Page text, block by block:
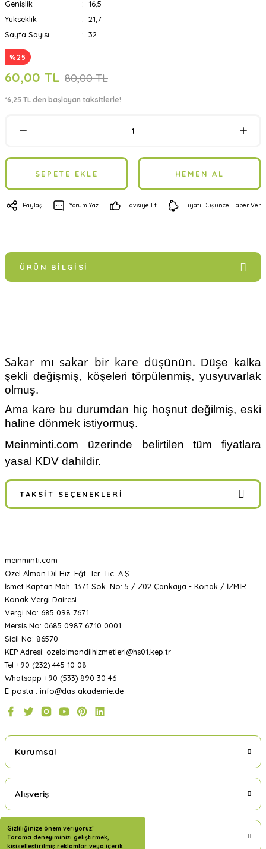
Gizliliğinize önem veriyoruz!
Tarama deneyiminizi geliştirmek,
kişiselleştirilmiş reklamlar veya içerik
Genişlik
16,5
Yükseklik
21,7
Sayfa Sayısı
32
%25
60,00 TL 80,00 TL
*6,25 TL den başlayan taksitlerle!
SEPETE EKLE HEMEN AL
Paylaş Yorum Yaz Tavsiye Et Fiyatı Düşünce Haber Ver
ÜRÜN BILGISI
Sakar mı sakar bir kare düşünün. Düşe kalka
şekli değişmiş, köşeleri törpülenmiş, yusyuvarlak
olmuş.
Ama kare bu durumdan hiç hoşnut değilmiş, eski
haline dönmek istiyormuş.
Meinminti.com üzerinde belirtilen tüm fiyatlara
yasal KDV dahildir.
TAKSIT SEÇENEKLERI
meinminti.com
Özel Alman Dil Hiz. Eğt. Ter. Tic. A.Ş.
İsmet Kaptan Mah. 1371 Sok. No: 5 / Z02 Çankaya - Konak / İZMİR
Konak Vergi Dairesi
Vergi No: 685 098 7671
Mersis No: 0685 0987 6710 0001
Sicil No: 86570
KEP Adresi: ozelalmandilhizmetleri@hs01.kep.tr
Tel +90 (232) 445 10 08
Whatsapp +90 (533) 890 30 46
E-posta : info@das-akademie.de
Kurumsal
Alışveriş
Üyelik